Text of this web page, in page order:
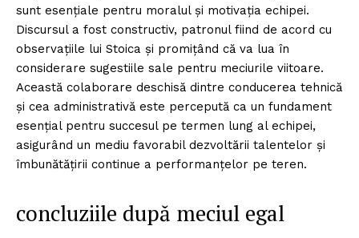
sunt esențiale pentru moralul și motivația echipei.
Discursul a fost constructiv, patronul fiind de acord cu
observațiile lui Stoica și promițând că va lua în
considerare sugestiile sale pentru meciurile viitoare.
Această colaborare deschisă dintre conducerea tehnică
și cea administrativă este percepută ca un fundament
esențial pentru succesul pe termen lung al echipei,
asigurând un mediu favorabil dezvoltării talentelor și
îmbunătățirii continue a performanțelor pe teren.
concluziile după meciul egal